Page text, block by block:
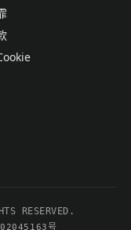
RESERVED.
号